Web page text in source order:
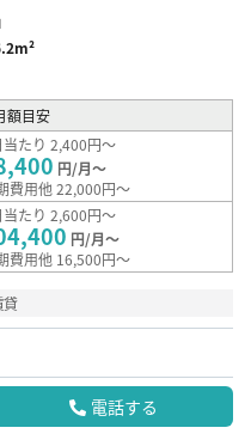
額目安
当たり 2,400円～
円/月～
費用他 22,000円～
当たり 2,600円～
円/月～
費用他 16,500円～
貸
電話する